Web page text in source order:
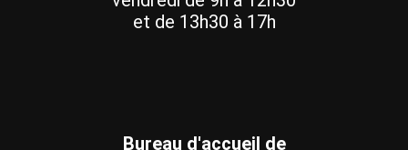
et de 13h30 à 17h
Bureau d'accueil de